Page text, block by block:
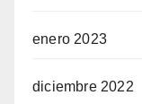
enero 2023
diciembre 2022